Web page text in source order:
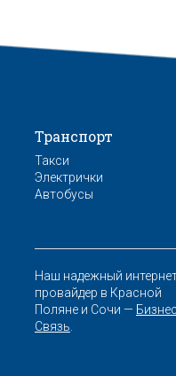
Транспорт
Такси
Электрички
Автобусы
Наш надежный
провайдер в Красной
Поляне и Сочи —
Связь